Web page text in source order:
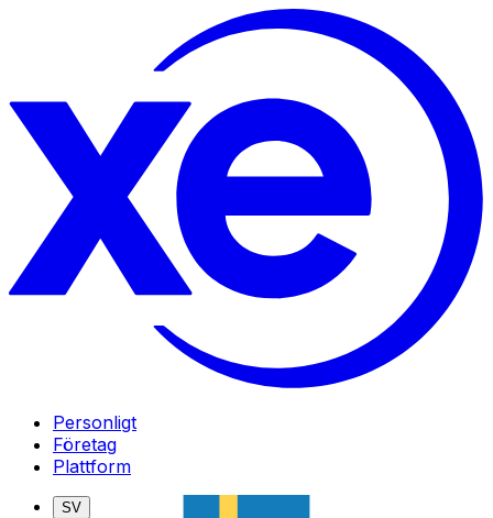
Personligt
Företag
Plattform
SV